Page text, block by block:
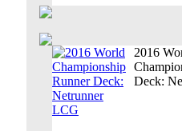
2016
Deck: